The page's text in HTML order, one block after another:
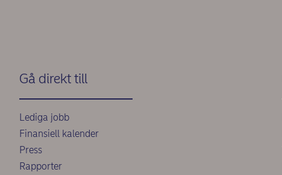
Gå direkt till
Lediga jobb
Finansiell kalender
Press
Rapporter